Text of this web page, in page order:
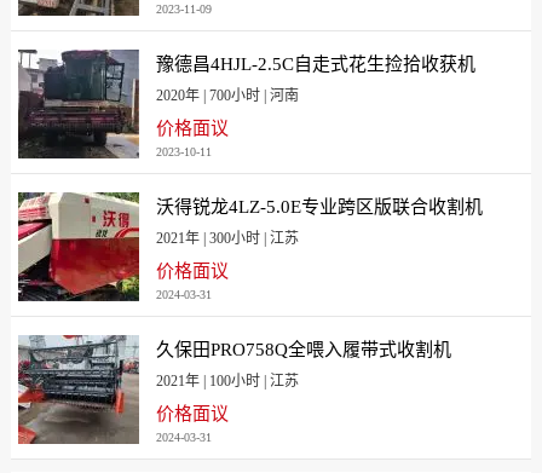
2023-11-09
豫德昌4HJL-2.5C自走式花生捡拾收获机
2020年 | 700小时 | 河南
价格面议
2023-10-11
沃得锐龙4LZ-5.0E专业跨区版联合收割机
2021年 | 300小时 | 江苏
价格面议
2024-03-31
久保田PRO758Q全喂入履带式收割机
2021年 | 100小时 | 江苏
价格面议
2024-03-31